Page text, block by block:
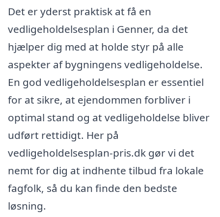
Det er yderst praktisk at få en
vedligeholdelsesplan i Genner, da det
hjælper dig med at holde styr på alle
aspekter af bygningens vedligeholdelse.
En god vedligeholdelsesplan er essentiel
for at sikre, at ejendommen forbliver i
optimal stand og at vedligeholdelse bliver
udført rettidigt. Her på
vedligeholdelsesplan-pris.dk gør vi det
nemt for dig at indhente tilbud fra lokale
fagfolk, så du kan finde den bedste
løsning.